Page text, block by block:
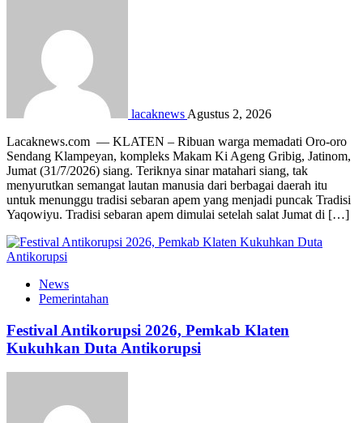
lacaknews Agustus 2, 2026
Lacaknews.com — KLATEN – Ribuan warga memadati Oro-oro
Sendang Klampeyan, kompleks Makam Ki Ageng Gribig, Jatinom,
Jumat (31/7/2026) siang. Teriknya sinar matahari siang, tak
menyurutkan semangat lautan manusia dari berbagai daerah itu
untuk menunggu tradisi sebaran apem yang menjadi puncak Tradisi
Yaqowiyu. Tradisi sebaran apem dimulai setelah salat Jumat di […]
News
Pemerintahan
Festival Antikorupsi 2026, Pemkab Klaten
Kukuhkan Duta Antikorupsi